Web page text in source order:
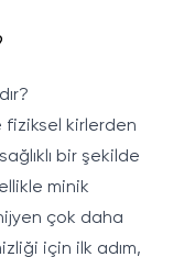
fiziksel kirlerden
bir şekilde
minik
çok daha
için ilk adım,